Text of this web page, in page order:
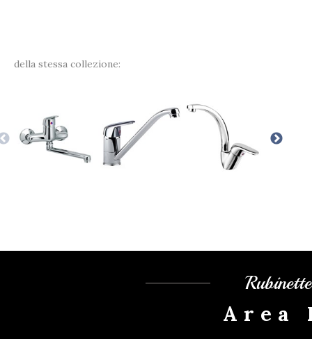
della stessa collezione:
Area